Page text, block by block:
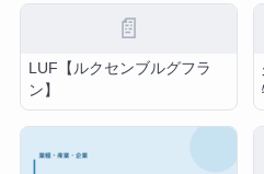
📄
LUF【ルクセンブルグフラ
ン】